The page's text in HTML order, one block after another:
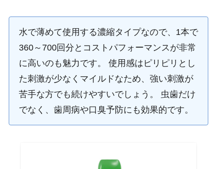
水で薄めて使用する濃縮タイプなので、1本で
360～700回分とコストパフォーマンスが非常
に高いのも魅力です。 使用感はピリピリとし
た刺激が少なくマイルドなため、強い刺激が
苦手な方でも続けやすいでしょう。 虫歯だけ
でなく、歯周病や口臭予防にも効果的です。